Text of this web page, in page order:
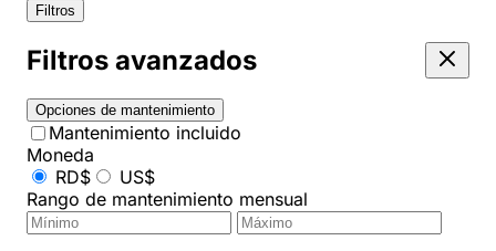
Filtros
Filtros avanzados
Opciones de mantenimiento
Mantenimiento incluido
Moneda
RD$
US$
Rango de mantenimiento mensual